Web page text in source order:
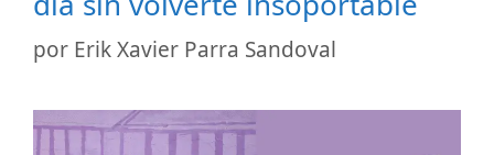
por Erik Xavier Parra Sandoval